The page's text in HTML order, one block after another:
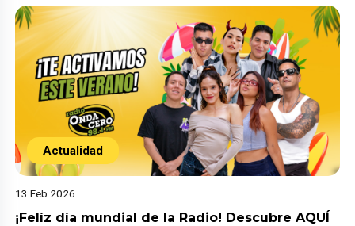
Actualidad
13 Feb 2026
¡Felíz día mundial de la Radio! Descubre AQUÍ